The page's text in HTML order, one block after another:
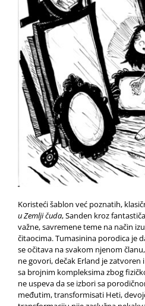
Koristeći šablon već poznatih,
u Zemlji čuda, Sanden kroz
važne, savremene teme na način
čitaocima. Tumasinina porodica je
se očitava na svakom njenom
ne govori, dečak Erland je
sa brojnim kompleksima zbog
ne uspeva da se izbori sa
međutim, transformisati Heti,